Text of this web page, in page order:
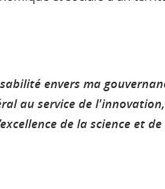
envers ma
au service de
de la science et